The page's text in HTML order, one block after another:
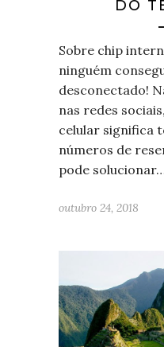
DO
Sobre chip
ninguém
desconectado!
nas redes
celular significa
números de
pode
outubro 24, 2018